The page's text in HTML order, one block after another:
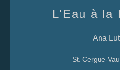
L'Eau à la
Ana
St. Cergue-